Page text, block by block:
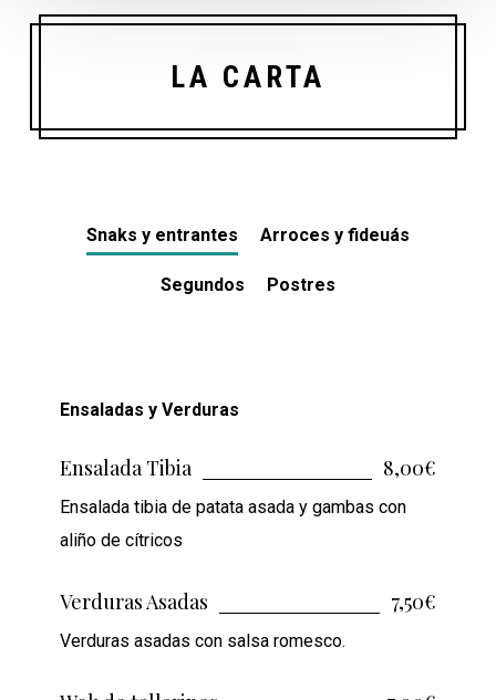
LA CARTA
Snaks y entrantes Arroces y fideuás
Segundos Postres
Ensaladas y Verduras
Ensalada Tibia 8,00€
Ensalada tibia de patata asada y gambas con
aliño de cítricos
Verduras Asadas 7,50€
Verduras asadas con salsa romesco.